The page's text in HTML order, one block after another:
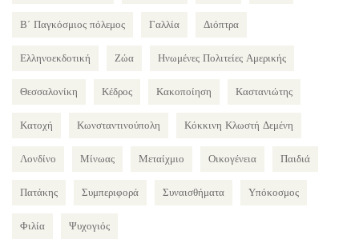
Β΄ Παγκόσμιος πόλεμος Γαλλία Διόπτρα
Ελληνοεκδοτική Ζώα Ηνωμένες Πολιτείες Αμερικής
Θεσσαλονίκη Κέδρος Κακοποίηση Καστανιώτης
Κατοχή Κωνσταντινούπολη Κόκκινη Κλωστή Δεμένη
Λονδίνο Μίνωας Μεταίχμιο Οικογένεια Παιδιά
Πατάκης Συμπεριφορά Συναισθήματα Υπόκοσμος
Φιλία Ψυχογιός